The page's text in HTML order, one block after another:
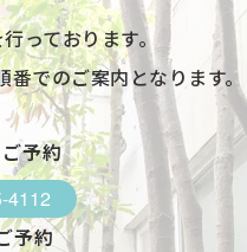
っております。
番でのご案内となります。
予約
4112
予約